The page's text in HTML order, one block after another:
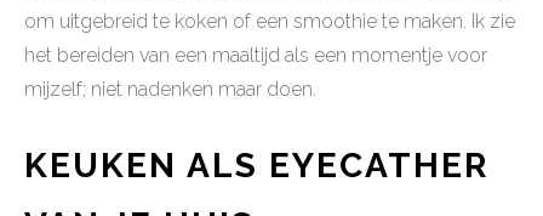
om uitgebreid te koken of een smoothie te maken. Ik zie
het bereiden van een maaltijd als een momentje voor
mijzelf; niet nadenken maar doen.
KEUKEN ALS EYECATHER